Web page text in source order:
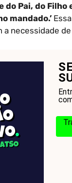
do Pai, do
mandado.’
a necessidade